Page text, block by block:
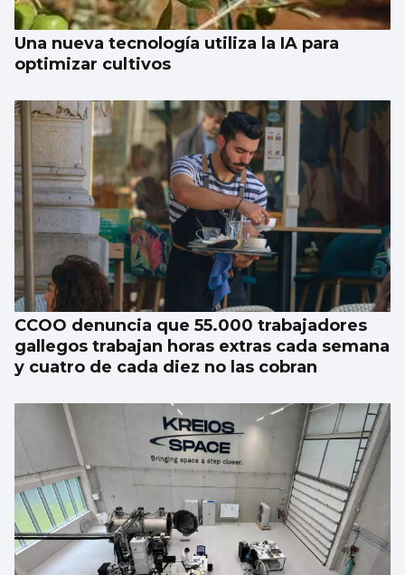
Una nueva tecnología utiliza la IA para
optimizar cultivos
CCOO denuncia que 55.000 trabajadores
gallegos trabajan horas extras cada semana
y cuatro de cada diez no las cobran